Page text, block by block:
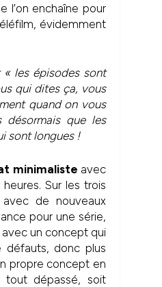
l’on enchaîne pour
évidemment
« les épisodes sont
qui dites ça, vous
quand on vous
que les
sont longues !
minimaliste avec
Sur les trois
de nouveaux
pour une série,
un concept qui
défauts, donc plus
propre concept en
dépassé, soit